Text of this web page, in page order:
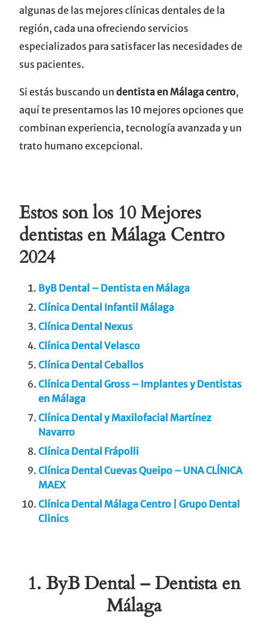
algunas de las mejores clínicas dentales de la
región, cada una ofreciendo servicios
especializados para satisfacer las necesidades de
sus pacientes.
Si estás buscando un dentista en Málaga centro,
aquí te presentamos las 10 mejores opciones que
combinan experiencia, tecnología avanzada y un
trato humano excepcional.
Estos son los 10 Mejores
dentistas en Málaga Centro
2024
ByB Dental – Dentista en Málaga
Clínica Dental Infantil Málaga
Clínica Dental Nexus
Clínica Dental Velasco
Clínica Dental Ceballos
Clínica Dental Gross – Implantes y Dentistas
en Málaga
Clínica Dental y Maxilofacial Martínez
Navarro
Clínica Dental Frápolli
Clínica Dental Cuevas Queipo – UNA CLÍNICA
MAEX
Clínica Dental Málaga Centro | Grupo Dental
Clinics
1. ByB Dental – Dentista en
Málaga